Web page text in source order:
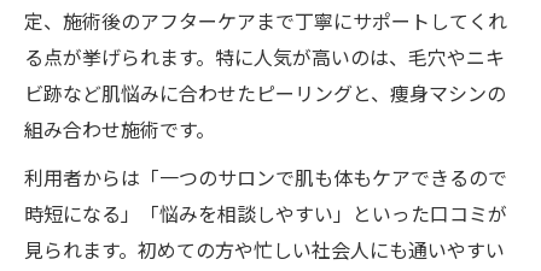
定、施術後のアフターケアまで丁寧にサポートしてくれ
る点が挙げられます。特に人気が高いのは、毛穴やニキ
ビ跡など肌悩みに合わせたピーリングと、痩身マシンの
組み合わせ施術です。
利用者からは「一つのサロンで肌も体もケアできるので
時短になる」「悩みを相談しやすい」といった口コミが
見られます。初めての方や忙しい社会人にも通いやすい